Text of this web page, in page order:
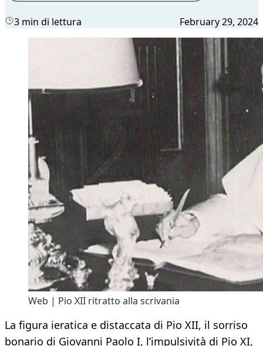
3 min di lettura February 29, 2024
Web | Pio XII ritratto alla scrivania
La figura ieratica e distaccata di Pio XII, il sorriso
bonario di Giovanni Paolo I, l’impulsività di Pio XI,